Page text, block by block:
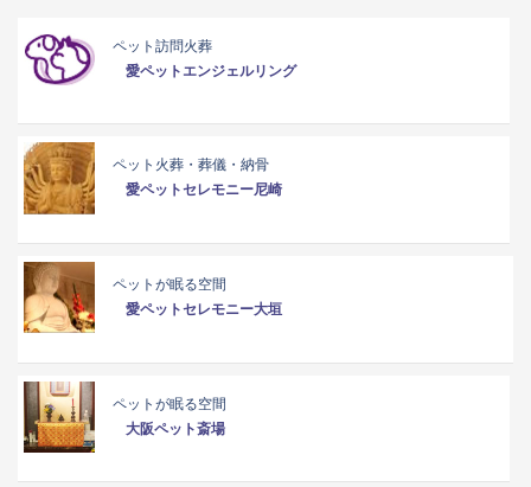
ペット訪問火葬
愛ペットエンジェルリング
ペット火葬・葬儀・納骨
愛ペットセレモニー尼崎
ペットが眠る空間
愛ペットセレモニー大垣
ペットが眠る空間
大阪ペット斎場